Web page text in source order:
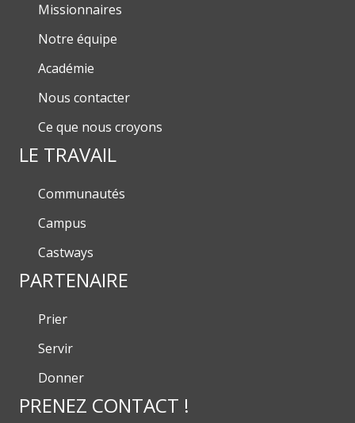
Missionnaires
Notre équipe
Académie
Nous contacter
Ce que nous croyons
LE TRAVAIL
Communautés
Campus
Castways
PARTENAIRE
Prier
Servir
Donner
PRENEZ CONTACT !